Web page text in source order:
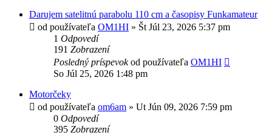
Darujem satelitnú parabolu 110 cm a časopisy Funkamateur
od používateľa OM1HI » Št Júl 23, 2026 5:37 pm
1 Odpovedí
191 Zobrazení
Posledný príspevokod používateľa OM1HI
So Júl 25, 2026 1:48 pm
Motorčeky
od používateľa om6am » Ut Jún 09, 2026 7:59 pm
0 Odpovedí
395 Zobrazení